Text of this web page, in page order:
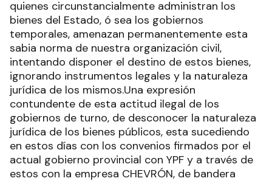
quienes circunstancialmente administran los
bienes del Estado, ó sea los gobiernos
temporales, amenazan permanentemente esta
sabia norma de nuestra organización civil,
intentando disponer el destino de estos bienes,
ignorando instrumentos legales y la naturaleza
jurídica de los mismos.Una expresión
contundente de esta actitud ilegal de los
gobiernos de turno, de desconocer la naturaleza
jurídica de los bienes públicos, esta sucediendo
en estos días con los convenios firmados por el
actual gobierno provincial con YPF y a través de
estos con la empresa CHEVRÓN, de bandera